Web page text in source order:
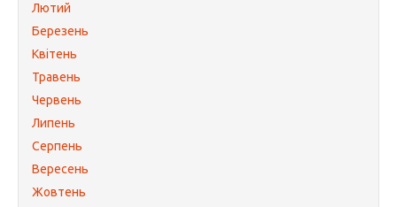
Лютий
Березень
Квітень
Травень
Червень
Липень
Серпень
Вересень
Жовтень